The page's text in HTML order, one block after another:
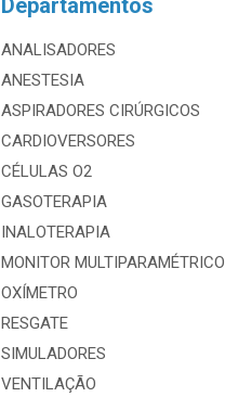
Departamentos
ANALISADORES
ANESTESIA
ASPIRADORES CIRÚRGICOS
CARDIOVERSORES
CÉLULAS O2
GASOTERAPIA
INALOTERAPIA
MONITOR MULTIPARAMÉTRICO
OXÍMETRO
RESGATE
SIMULADORES
VENTILAÇÃO